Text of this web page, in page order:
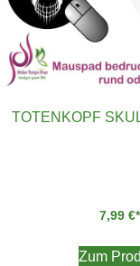
TOTENKOPF
7,99 €
Zum